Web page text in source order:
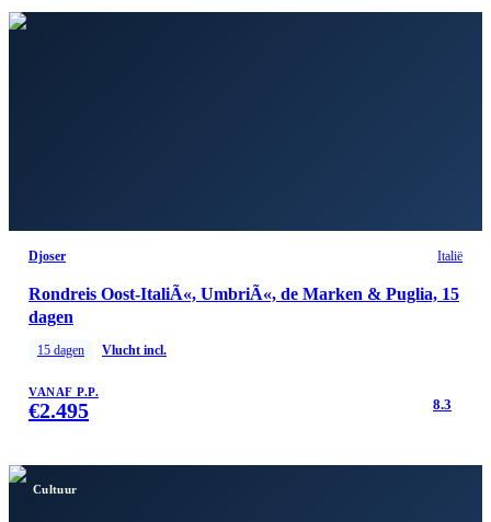
Djoser Italië
Rondreis Oost-ItaliÃ«, UmbriÃ«, de Marken & Puglia, 15
dagen
15 dagen Vlucht incl.
VANAF P.P.
€2.495 8.3
Cultuur